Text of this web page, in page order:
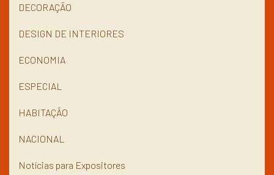
DECORAÇÃO
DESIGN DE INTERIORES
ECONOMIA
ESPECIAL
HABITAÇÃO
NACIONAL
Notícias para Expositores